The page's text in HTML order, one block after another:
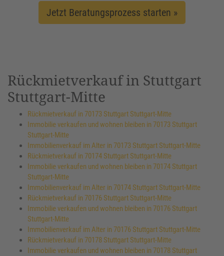
Jetzt Beratungsprozess starten »
Rückmietverkauf in Stuttgart
Stuttgart-Mitte
Rückmietverkauf in 70173 Stuttgart Stuttgart-Mitte
Immobilie verkaufen und wohnen bleiben in 70173 Stuttgart
Stuttgart-Mitte
Immobilienverkauf im Alter in 70173 Stuttgart Stuttgart-Mitte
Rückmietverkauf in 70174 Stuttgart Stuttgart-Mitte
Immobilie verkaufen und wohnen bleiben in 70174 Stuttgart
Stuttgart-Mitte
Immobilienverkauf im Alter in 70174 Stuttgart Stuttgart-Mitte
Rückmietverkauf in 70176 Stuttgart Stuttgart-Mitte
Immobilie verkaufen und wohnen bleiben in 70176 Stuttgart
Stuttgart-Mitte
Immobilienverkauf im Alter in 70176 Stuttgart Stuttgart-Mitte
Rückmietverkauf in 70178 Stuttgart Stuttgart-Mitte
Immobilie verkaufen und wohnen bleiben in 70178 Stuttgart